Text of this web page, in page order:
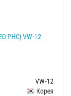
PHC) VW-12
VW-12
Корея